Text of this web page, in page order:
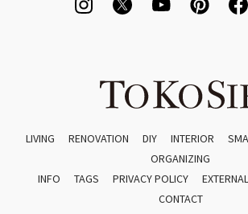
LIVING RENOVATION DIY INTERIOR
ORGANIZING
INFO
TAGS PRIVACY POLICY
CONTACT